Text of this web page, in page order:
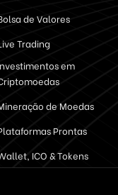
de Valores
Trading
em
de Moedas
Prontas
ICO & Tokens